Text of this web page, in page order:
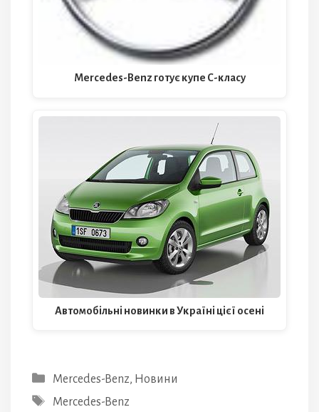
Mercedes-Benz готує купе C-класу
Автомобільні новинки в Україні цієї осені
Категорії
Mercedes-Benz, Новини
Позначки
Mercedes-Benz